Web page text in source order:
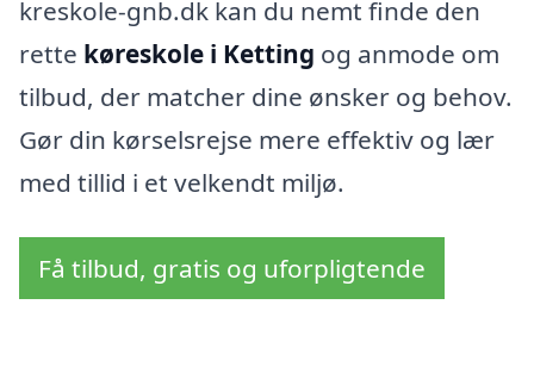
kreskole-gnb.dk kan du nemt finde den
rette køreskole i Ketting og anmode om
tilbud, der matcher dine ønsker og behov.
Gør din kørselsrejse mere effektiv og lær
med tillid i et velkendt miljø.
Få tilbud, gratis og uforpligtende